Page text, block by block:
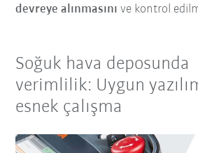
devreye alınmasını ve kontrol
Soğuk hava deposunda
verimlilik: Uygun
esnek çalışma